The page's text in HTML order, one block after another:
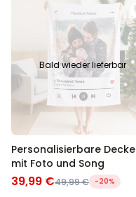
Bald wieder lieferbar
Personalisierbare Decke
mit Foto und Song
39,99 €49,99 € -20%